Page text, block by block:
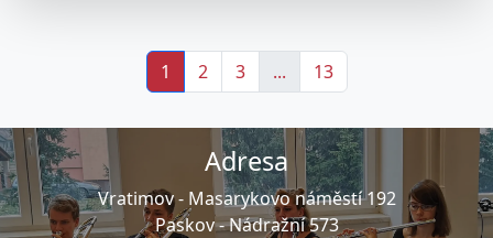
1 2 3 ... 13
Adresa
Vratimov - Masarykovo náměstí 192
Paskov -Nádražní 573